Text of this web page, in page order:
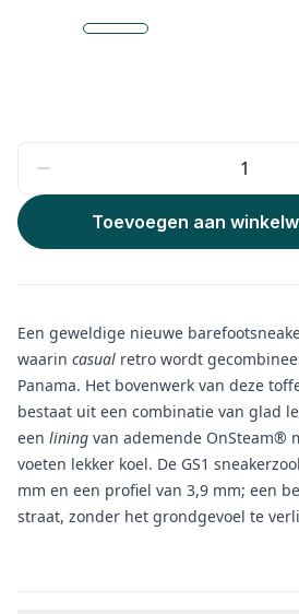
Toevoegen aan
Een geweldige nieuwe
waarin casual retro wordt
Panama. Het bovenwerk van deze
bestaat uit een combinatie van glad
een lining van ademende OnSteam®
voeten lekker koel. De GS1
mm en een profiel van 3,9 mm; een
straat, zonder het grondgevoel te